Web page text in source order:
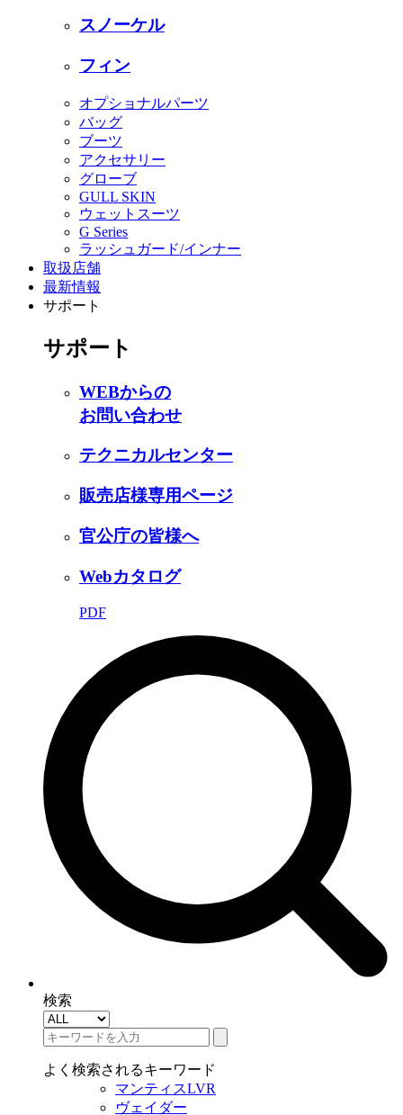
スノーケル
フィン
オプショナルパーツ
バッグ
ブーツ
アクセサリー
グローブ
GULL SKIN
ウェットスーツ
G Series
ラッシュガード/インナー
取扱店舗
最新情報
サポート
サポート
WEBからの
お問い合わせ
テクニカルセンター
販売店様専用ページ
官公庁の皆様へ
Webカタログ
PDF
検索
よく検索されるキーワード
マンティスLVR
ヴェイダー